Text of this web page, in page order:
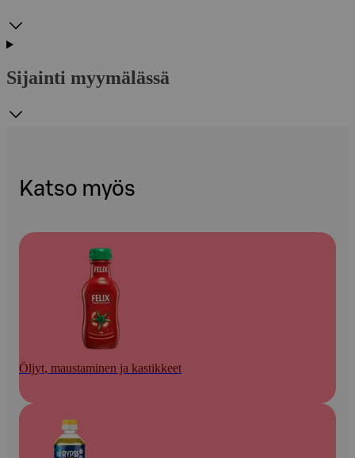
Sijainti myymälässä
Katso myös
Öljyt, maustaminen ja kastikkeet